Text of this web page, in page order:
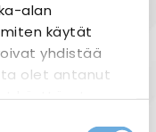
alan
käytät
yhdistää
olet antanut
käyttänyt
ja
voidaan